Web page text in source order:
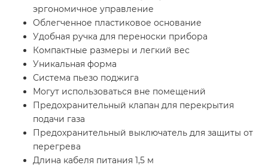
эргономичное управление
Облегченное пластиковое основание
Удобная ручка для переноски прибора
Компактные размеры и легкий вес
Уникальная форма
Система пьезо поджига
Могут использоваться вне помещений
Предохранительный клапан для перекрытия
подачи газа
Предохранительный выключатель для защиты от
перегрева
Длина кабеля питания 1,5 м